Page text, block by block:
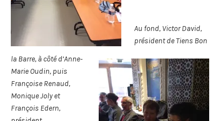
Au fond, Victor David,
président de Tiens Bon
la Barre, à côté d’Anne-
Marie Oudin, puis
Françoise Renaud,
Monique Joly et
François Edern,